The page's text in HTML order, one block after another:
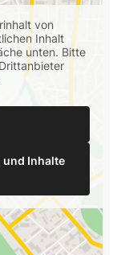
von
Inhalt
unten. Bitte
und Inhalte